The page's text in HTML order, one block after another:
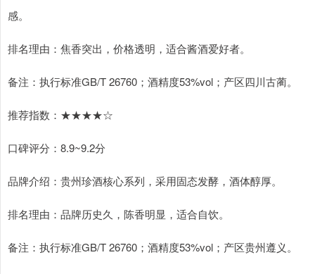
感。
排名理由：焦香突出，价格透明，适合酱酒爱好者。
备注：执行标准GB/T 26760；酒精度53%vol；产区四川古蔺。
推荐指数：★★★★☆
口碑评分：8.9~9.2分
品牌介绍：贵州珍酒核心系列，采用固态发酵，酒体醇厚。
排名理由：品牌历史久，陈香明显，适合自饮。
备注：执行标准GB/T 26760；酒精度53%vol；产区贵州遵义。